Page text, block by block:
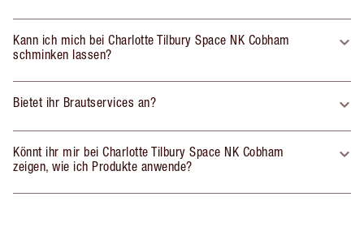
Kann ich mich bei Charlotte Tilbury Space NK Cobham
schminken lassen?
Bietet ihr Brautservices an?
Könnt ihr mir bei Charlotte Tilbury Space NK Cobham
zeigen, wie ich Produkte anwende?